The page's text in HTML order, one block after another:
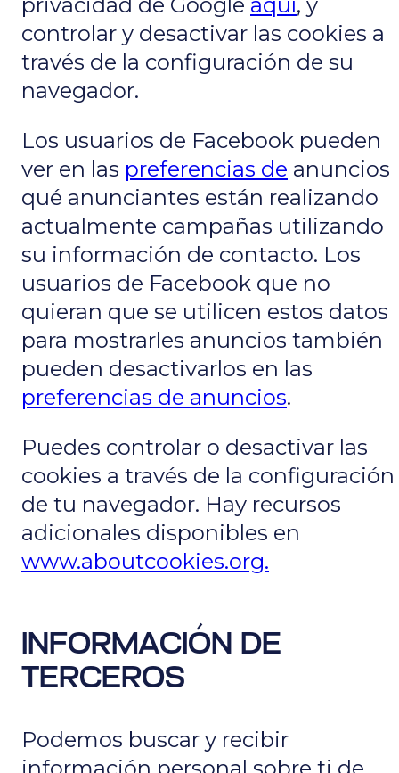
controlar y desactivar las cookies a
través de la configuración de su
navegador.
Los usuarios de Facebook pueden
ver en las preferencias de anuncios
qué anunciantes están realizando
actualmente campañas utilizando
su información de contacto. Los
usuarios de Facebook que no
quieran que se utilicen estos datos
para mostrarles anuncios también
pueden desactivarlos en las
preferencias de anuncios.
Puedes controlar o desactivar las
cookies a través de la configuración
de tu navegador. Hay recursos
adicionales disponibles en
www.aboutcookies.org.
INFORMACIÓN DE
TERCEROS
Podemos buscar y recibir